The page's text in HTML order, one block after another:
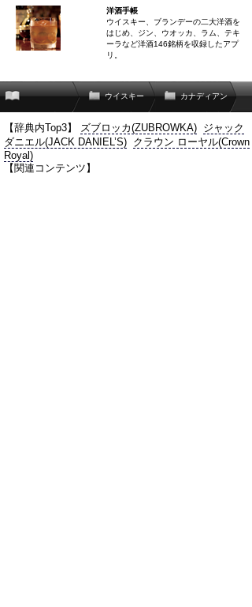
洋酒手帳
ウイスキー、ブランデーの二大洋酒を
はじめ、ジン、ウオッカ、ラム、テキ
ーラなど洋酒146銘柄を収録したアプ
リ。
ウイスキー カナディアン
【辞典内Top3】 ズブロッカ(ZUBROWKA) ジャック
ダニエル(JACK DANIEL’S) クラウン ローヤル(Crown
Royal)
【関連コンテンツ】